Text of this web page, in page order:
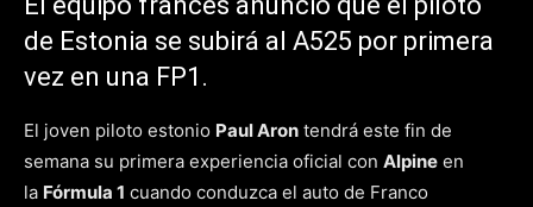
de Estonia se subirá al A525 por primera
vez en una FP1.
El joven piloto estonio Paul Aron tendrá este fin de
semana su primera experiencia oficial con Alpine en
la Fórmula 1 cuando conduzca el auto de Franco